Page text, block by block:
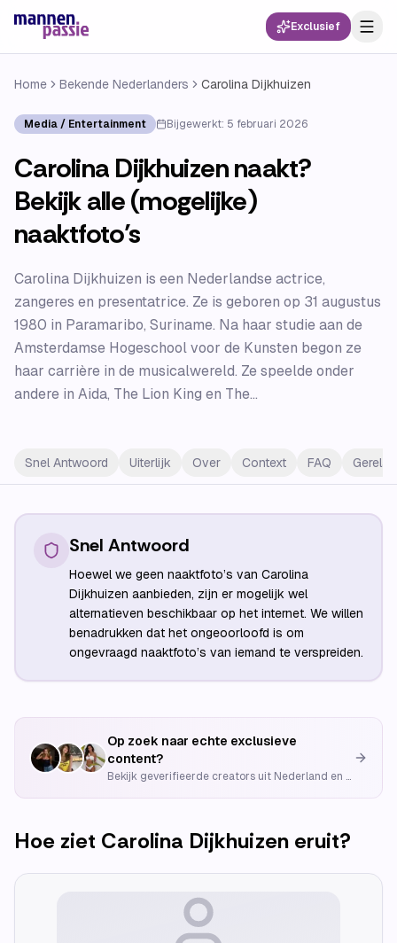
Exclusief
Home Bekende Nederlanders Carolina Dijkhuizen
Media / Entertainment Bijgewerkt: 5 februari 2026
Carolina Dijkhuizen naakt?
Bekijk alle (mogelijke)
naaktfoto’s
Carolina Dijkhuizen is een Nederlandse actrice,
zangeres en presentatrice. Ze is geboren op 31 augustus
1980 in Paramaribo, Suriname. Na haar studie aan de
Amsterdamse Hogeschool voor de Kunsten begon ze
haar carrière in de musicalwereld. Ze speelde onder
andere in Aida, The Lion King en The...
Snel Antwoord Uiterlijk Over Context FAQ
Snel Antwoord
Hoewel we geen naaktfoto’s van Carolina
Dijkhuizen aanbieden, zijn er mogelijk wel
alternatieven beschikbaar op het internet. We willen
benadrukken dat het ongeoorloofd is om
ongevraagd naaktfoto’s van iemand te verspreiden.
Op zoek naar echte exclusieve
content?
Bekijk geverifieerde creators uit Nederland en België
Hoe ziet Carolina Dijkhuizen eruit?